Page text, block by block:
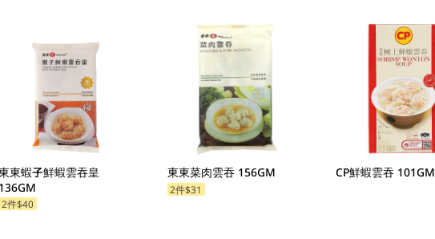
東蝦子鮮蝦雲吞皇
136GM
2件$40
東東菜肉雲吞 156GM
2件$31
CP鮮蝦雲吞 101GM